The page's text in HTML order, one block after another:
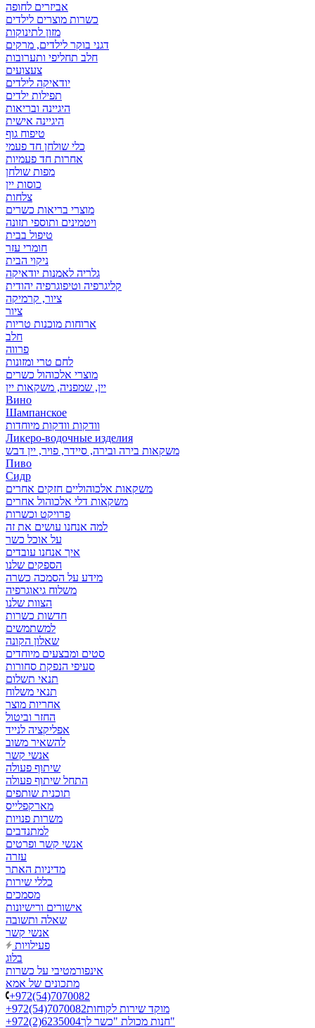
אביזרים לחופה
כשרות מוצרים לילדים
מזון לתינוקות
דגני בוקר לילדים, מרקים
חלב תחליפי ותערובות
צעצועים
יודאיקה לילדים
תפילות ילדים
היגיינה ובריאות
היגיינה אישית
טיפוח גוף
כלי שולחן חד פעמי
אחרות חד פעמיות
מפות שולחן
כוסות יין
צלחות
מוצרי בריאות כשרים
ויטמינים ותוספי תזונה
טיפול בבית
חומרי עזר
ניקוי הבית
גלריה לאמנות יודאיקה
קליגרפיה וטיפוגרפיה יהודית
ציור, קרמיקה
ציור
ארוחות מוכנות טריות
חלב
פרווה
לחם טרי ומזונות
מוצרי אלכוהול כשרים
יין, שמפניה, משקאות יין
Вино
Шампанское
וודקות וודקות מיוחדות
Ликеро-водочные изделия
משקאות בירה ובירה, סיידר, פויר, יין דבש
Пиво
Сидр
משקאות אלכוהוליים חזקים אחרים
משקאות דלי אלכוהול אחרים
פרויקט וכשרות
למה אנחנו עושים את זה
על אוכל כשר
איך אנחנו עובדים
הספקים שלנו
מידע על הסמכה כשרה
משלוח גיאוגרפיה
הצוות שלנו
חדשות כשרות
למשתמשים
שאלון הקונה
סטים ומבצעים מיוחדים
סעיפי הנפקת סחורות
תנאי תשלום
תנאי משלוח
אחריות מוצר
החזר וביטול
אפליקציה לנייד
להשאיר משוב
אנשי קשר
שיתוף פעולה
התחל שיתוף פעולה
תוכנית שותפים
מארקפלייס
משרות פנויות
למתנדבים
אנשי קשר ופרטים
עזרה
מדיניות האתר
כללי שירות
מסמכים
אישורים ורישיונות
שאלה ותשובה
אנשי קשר
פעילויות
בלוג
אינפורמטיבי על כשרות
מתכונים של אמא
+972(54)7070082
+972(54)7070082מוקד שירות לקוחות
+972(2)6235004
חנות מכולת "כשר לך"